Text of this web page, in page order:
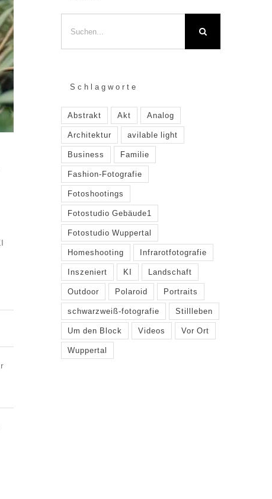
nach:
Schlagworte
Abstrakt Akt
Analog
Architektur
avilable light
Business
Familie
Fashion-Fotografie
Fotoshootings
Fotostudio Gebäude1
Fotostudio Wuppertal
Homeshooting
Infrarotfotografie
Inszeniert
KI
Landschaft
Outdoor
Polaroid
Portraits
schwarzweiß-fotografie
Stillleben
Um den Block
Videos
Vor Ort
Wuppertal